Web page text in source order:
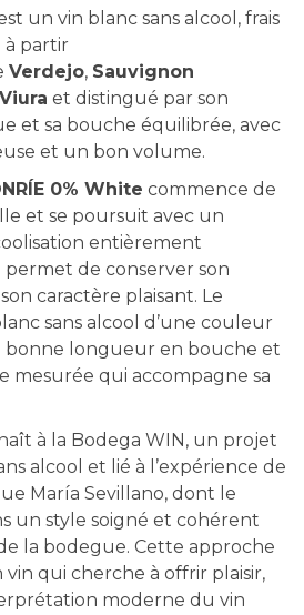
un vin blanc sans alcool, frais
à partir
Verdejo, Sauvignon
Viura et distingué par son
et sa bouche équilibrée, avec
et un bon volume.
0% White commence de
et se poursuit avec un
entièrement
de conserver son
caractère plaisant. Le
sans alcool d’une couleur
bonne longueur en bouche et
mesurée qui accompagne sa
à la Bodega WIN, un projet
alcool et lié à l’expérience de
María Sevillano, dont le
un style soigné et cohérent
la bodegue. Cette approche
qui cherche à offrir plaisir,
moderne du vin